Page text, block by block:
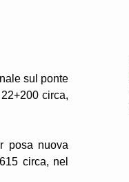
sul ponte
circa,
posa nuova
circa, nel